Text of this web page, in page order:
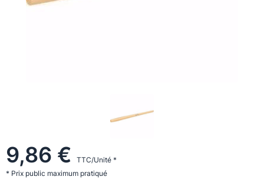
9,86 €
TTC/Unité *
* Prix public maximum pratiqué